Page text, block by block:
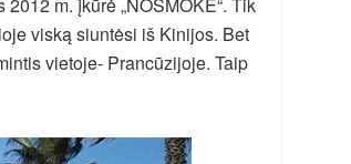
viską siuntėsi iš Kinijos. Bet
vietoje- Prancūzijoje. Taip